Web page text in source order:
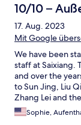
10/10 –
17. Aug. 2023
Mit Google
We have been
staff at Saixiang.
and over the
to Sun Jing, Liu
Zhang Lei and
Wang Hanfeng
and we think
Sophie,